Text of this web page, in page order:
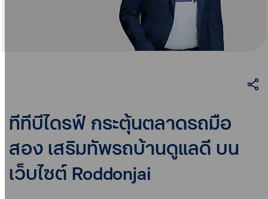
ทีทีบีไดรฟ์ กระตุ้นตลาดรถมือ
สอง เสริมทัพรถบ้านดูแลดี บน
เว็บไซต์ Roddonjai